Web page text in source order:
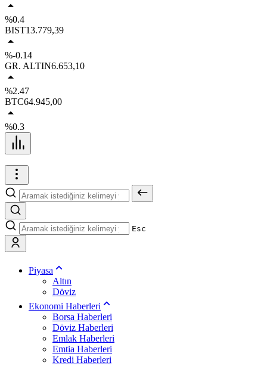
%0.4
BIST13.779,39
%-0.14
GR. ALTIN6.653,10
%2.47
BTC64.945,00
%0.3
Esc
Piyasa
Altın
Döviz
Ekonomi Haberleri
Borsa Haberleri
Döviz Haberleri
Emlak Haberleri
Emtia Haberleri
Kredi Haberleri